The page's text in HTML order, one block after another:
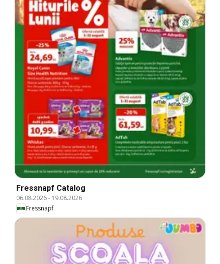
Fressnapf Catalog
06.08.2026- 19.08.2026
Fressnapf